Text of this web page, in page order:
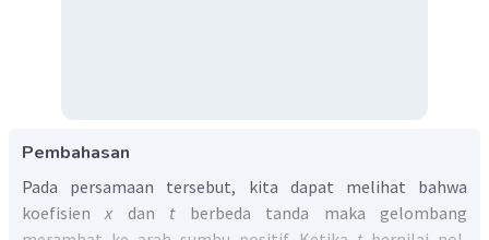
Pembahasan
Pada persamaan tersebut, kita dapat melihat bahwa
koefisienx dan tberbeda tanda maka gelombang